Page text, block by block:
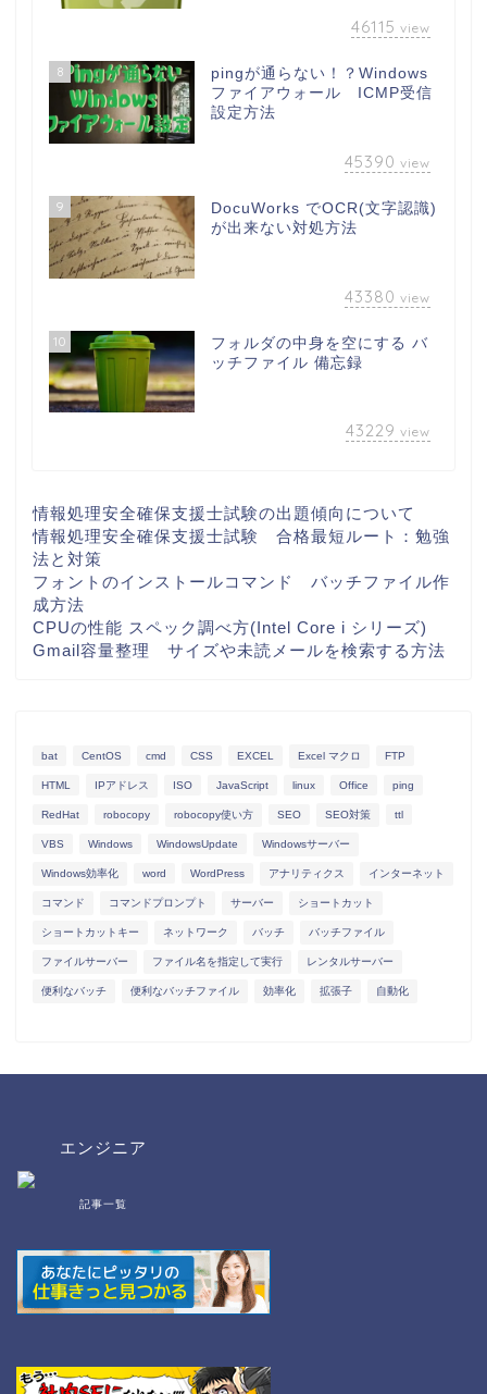
46115 view
8
pingが通らない！？Windows
ファイアウォール ICMP受信
設定方法
45390 view
9
DocuWorks でOCR(文字認識)
が出来ない対処方法
43380 view
10
フォルダの中身を空にする バ
ッチファイル 備忘録
43229 view
情報処理安全確保支援士試験の出題傾向について
情報処理安全確保支援士試験 合格最短ルート：勉強
法と対策
フォントのインストールコマンド バッチファイル作
成方法
CPUの性能 スペック調べ方(Intel Core i シリーズ)
Gmail容量整理 サイズや未読メールを検索する方法
bat CentOS cmd CSS EXCEL Excel マクロ FTP
HTML IPアドレス ISO JavaScript linux Office ping
RedHat robocopy robocopy使い方 SEO SEO対策 ttl
VBS Windows WindowsUpdate Windowsサーバー
Windows効率化 word WordPress アナリティクス インターネット
コマンド コマンドプロンプト サーバー ショートカット
ショートカットキー ネットワーク バッチ バッチファイル
ファイルサーバー ファイル名を指定して実行 レンタルサーバー
便利なバッチ 便利なバッチファイル 効率化 拡張子 自動化
エンジニア
記事一覧